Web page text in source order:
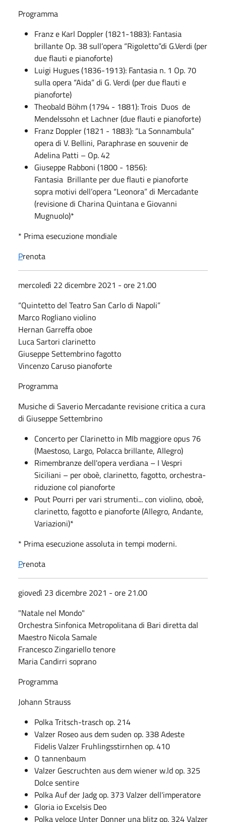
Programma
Franz e Karl Doppler (1821-1883): Fantasia
brillante Op. 38 sull’opera “Rigoletto”di G.Verdi (per
due flauti e pianoforte)
Luigi Hugues (1836-1913): Fantasia n. 1 Op. 70
sulla opera “Aida” di G. Verdi (per due flauti e
pianoforte)
Theobald Böhm (1794 - 1881): Trois Duos de
Mendelssohn et Lachner (due flauti e pianoforte)
Franz Doppler (1821 - 1883): “La Sonnambula”
opera di V. Bellini, Paraphrase en souvenir de
Adelina Patti – Op. 42
Giuseppe Rabboni (1800 - 1856):
Fantasia Brillante per due flauti e pianoforte
sopra motivi dell’opera “Leonora” di Mercadante
(revisione di Charina Quintana e Giovanni
Mugnuolo)*
* Prima esecuzione mondiale
Prenota
mercoledì 22 dicembre 2021 - ore 21.00
“Quintetto del Teatro San Carlo di Napoli”
Marco Rogliano violino
Hernan Garreffa oboe
Luca Sartori clarinetto
Giuseppe Settembrino fagotto
Vincenzo Caruso pianoforte
Programma
Musiche di Saverio Mercadante revisione critica a cura
di Giuseppe Settembrino
Concerto per Clarinetto in MIb maggiore opus 76
(Maestoso, Largo, Polacca brillante, Allegro)
Rimembranze dell'opera verdiana – I Vespri
Siciliani – per oboè, clarinetto, fagotto, orchestra-
riduzione col pianoforte
Pout Pourri per vari strumenti... con violino, oboè,
clarinetto, fagotto e pianoforte (Allegro, Andante,
Variazioni)*
* Prima esecuzione assoluta in tempi moderni.
Prenota
giovedì 23 dicembre 2021 - ore 21.00
"Natale nel Mondo"
Orchestra Sinfonica Metropolitana di Bari diretta dal
Maestro Nicola Samale
Francesco Zingariello tenore
Maria Candirri soprano
Programma
Johann Strauss
Polka Tritsch-trasch op. 214
Valzer Roseo aus dem suden op. 338 Adeste
Fidelis Valzer Fruhlingsstirnhen op. 410
O tannenbaum
Valzer Gescruchten aus dem wiener w.ld op. 325
Dolce sentire
Polka Auf der Jadg op. 373 Valzer dell'imperatore
Gloria io Excelsis Deo
Polka veloce Unter Donner una blitz op. 324 Valzer